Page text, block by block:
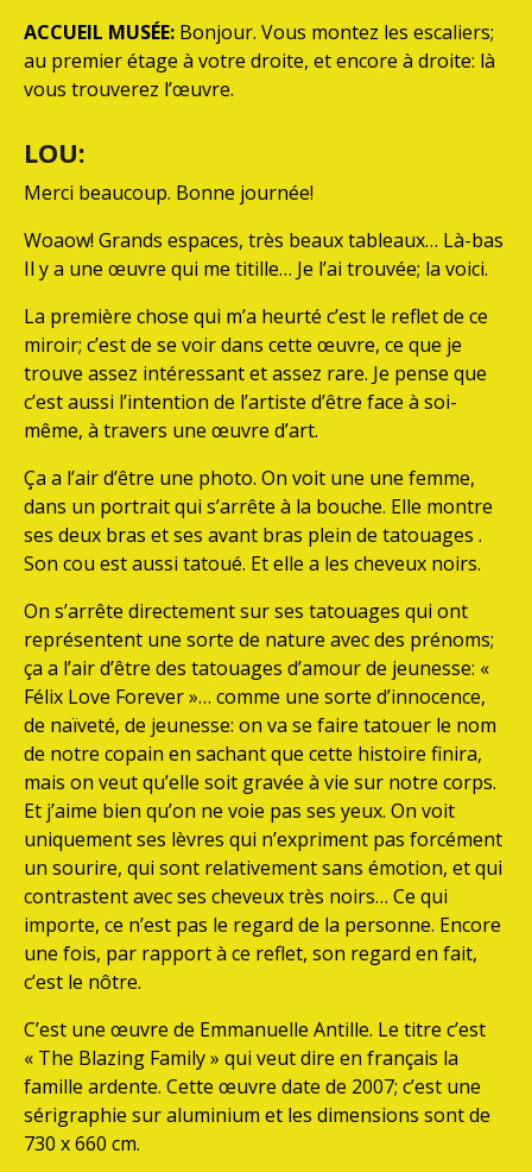
ACCUEIL MUSÉE: Bonjour. Vous montez les escaliers;
au premier étage à votre droite, et encore à droite: là
vous trouverez l’œuvre.
LOU:
Merci beaucoup. Bonne journée!
Woaow! Grands espaces, très beaux tableaux… Là-bas
Il y a une œuvre qui me titille… Je l’ai trouvée; la voici.
La première chose qui m’a heurté c’est le reflet de ce
miroir; c’est de se voir dans cette œuvre, ce que je
trouve assez intéressant et assez rare. Je pense que
c’est aussi l’intention de l’artiste d’être face à soi-
même, à travers une œuvre d’art.
Ça a l’air d’être une photo. On voit une une femme,
dans un portrait qui s’arrête à la bouche. Elle montre
ses deux bras et ses avant bras plein de tatouages .
Son cou est aussi tatoué. Et elle a les cheveux noirs.
On s’arrête directement sur ses tatouages qui ont
représentent une sorte de nature avec des prénoms;
ça a l’air d’être des tatouages d’amour de jeunesse: «
Félix Love Forever »… comme une sorte d’innocence,
de naïveté, de jeunesse: on va se faire tatouer le nom
de notre copain en sachant que cette histoire finira,
mais on veut qu’elle soit gravée à vie sur notre corps.
Et j’aime bien qu’on ne voie pas ses yeux. On voit
uniquement ses lèvres qui n’expriment pas forcément
un sourire, qui sont relativement sans émotion, et qui
contrastent avec ses cheveux très noirs… Ce qui
importe, ce n’est pas le regard de la personne. Encore
une fois, par rapport à ce reflet, son regard en fait,
c’est le nôtre.
C’est une œuvre de Emmanuelle Antille. Le titre c’est
« The Blazing Family » qui veut dire en français la
famille ardente. Cette œuvre date de 2007; c’est une
sérigraphie sur aluminium et les dimensions sont de
730 x 660 cm.